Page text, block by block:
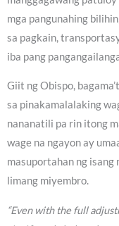
mga pangunahing
sa pagkain,
iba pang
Giit ng Obispo,
sa pinakamalalaking
nananatili pa rin itong
wage na ngayon ay
masuportahan ng isang
limang miyembro.
“Even with the full